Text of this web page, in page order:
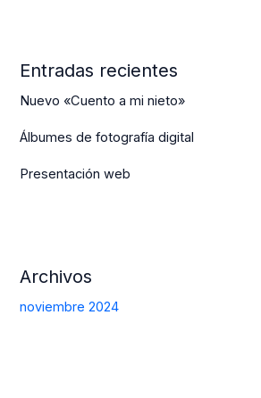
Entradas recientes
Nuevo «Cuento a mi nieto»
Álbumes de fotografía digital
Presentación web
Archivos
noviembre 2024